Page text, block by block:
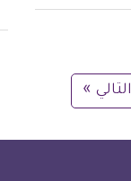
التالي »